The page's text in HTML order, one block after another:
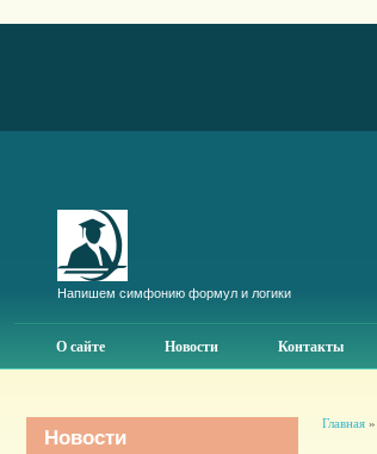
Напишем симфонию формул и логики
О сайте Новости Контакты
Новости
Главная»